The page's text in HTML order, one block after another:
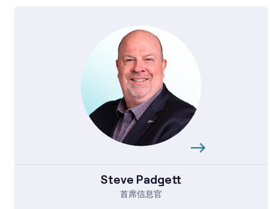
Steve Padgett
首席信息官